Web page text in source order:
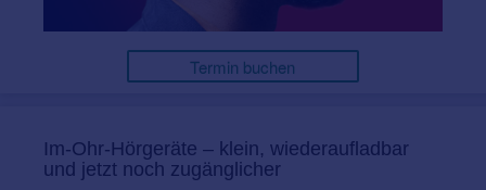
Termin buchen
Im-Ohr-Hörgeräte – klein, wiederaufladbar
und jetzt noch zugänglicher